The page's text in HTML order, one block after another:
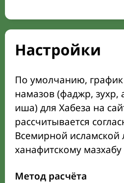
Настройки
По умолчанию,
намазов (фаджр, зухр,
иша) для Хабеза на
рассчитывается
Всемирной исламской
ханафитскому
Метод расчёта